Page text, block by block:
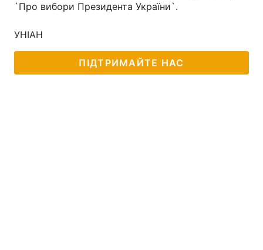
`Про вибори Президента України`.
УНІАН
ПІДТРИМАЙТЕ НАС